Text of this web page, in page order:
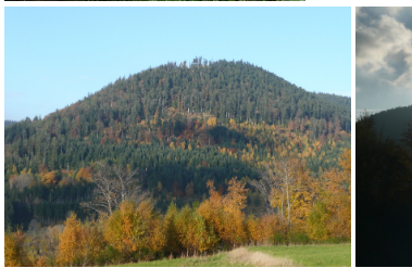
DSC03250